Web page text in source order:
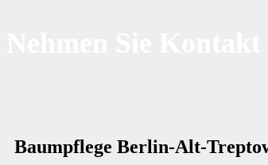
Baumpflege Berlin-Alt-